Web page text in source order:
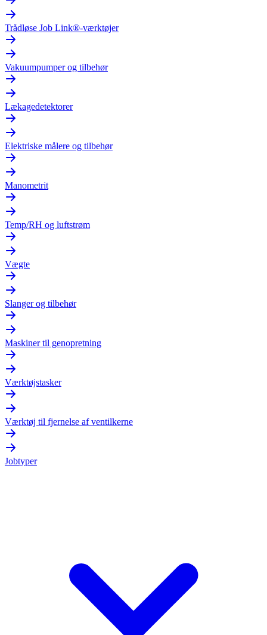
Trådløse Job Link®-værktøjer
Vakuumpumper og tilbehør
Lækagedetektorer
Elektriske målere og tilbehør
Manometrit
Temp/RH og luftstrøm
Vægte
Slanger og tilbehør
Maskiner til genopretning
Værktøjstasker
Værktøj til fjernelse af ventilkerne
Jobtyper